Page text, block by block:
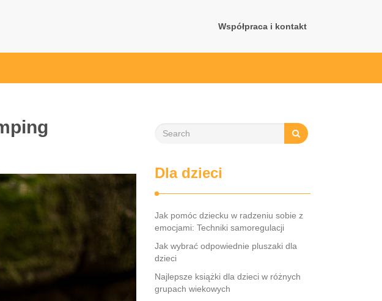
Współpraca i kontakt
Dla dzieci
Jak pomóc dziecku w radzeniu sobie z
emocjami: Techniki samoregulacji
Jak wybrać odpowiednie pluszaki dla
dzieci
Najlepsze książki dla dzieci w różnych
grupach wiekowych